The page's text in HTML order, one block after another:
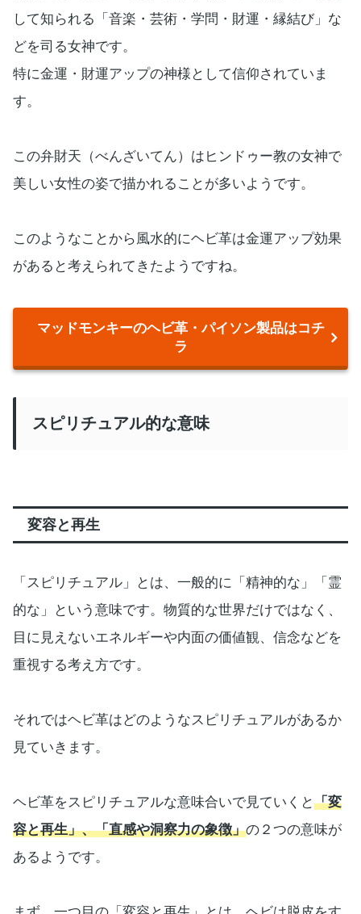
して知られる「音楽・芸術・学問・財運・縁結び」な
どを司る女神です。
特に金運・財運アップの神様として信仰されていま
す。
この弁財天（べんざいてん）はヒンドゥー教の女神で
美しい女性の姿で描かれることが多いようです。
このようなことから風水的にヘビ革は金運アップ効果
があると考えられてきたようですね。
マッドモンキーのヘビ革・パイソン製品はコチ
ラ
スピリチュアル的な意味
変容と再生
「スピリチュアル」とは、一般的に「精神的な」「霊
的な」という意味です。物質的な世界だけではなく、
目に見えないエネルギーや内面の価値観、信念などを
重視する考え方です。
それではヘビ革はどのようなスピリチュアルがあるか
見ていきます。
ヘビ革をスピリチュアルな意味合いで見ていくと「変
容と再生」、「直感や洞察力の象徴」の２つの意味が
あるようです。